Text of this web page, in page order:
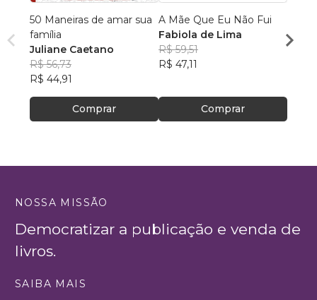
50 Maneiras de amar sua
família
Juliane Caetano
R$ 56,73
R$ 44,91
Comprar
A Mãe Que Eu Não Fui
Fabiola de Lima
R$ 59,51
R$ 47,11
Comprar
R$
NOSSA MISSÃO
Democratizar a publicação e venda de
livros.
SAIBA MAIS